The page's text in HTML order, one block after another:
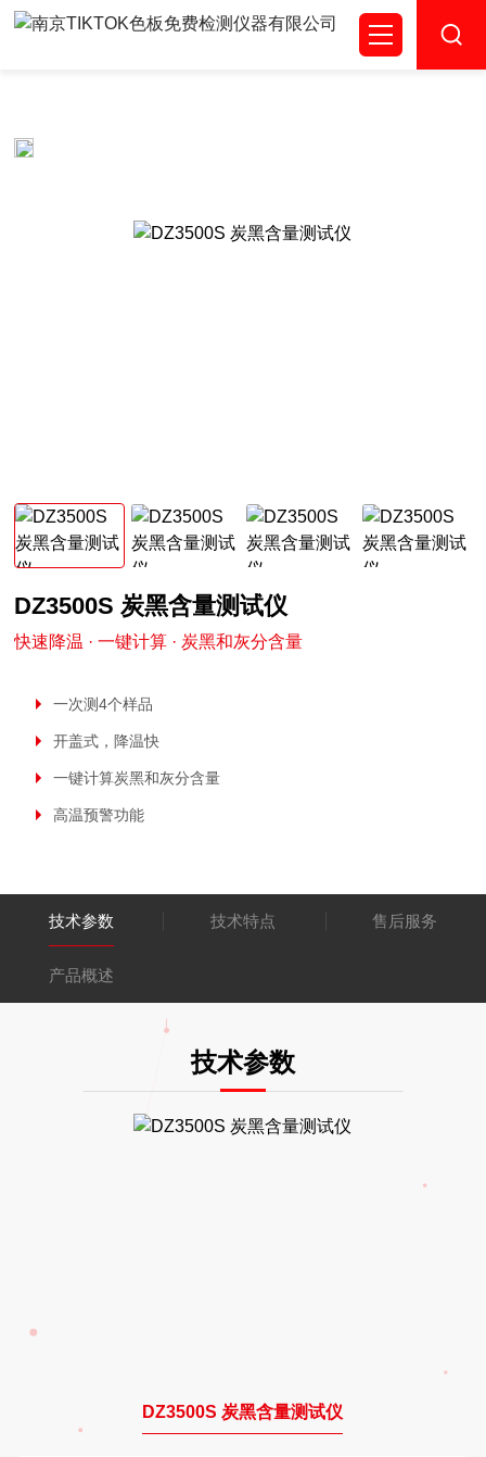
TIKTOK色板免费,TIKTOK色板免费网站IOS,成人TIKTOK下
DZ3500S 炭黑含量测试仪
快速降温 · 一键计算 · 炭黑和灰分含量
一次测4个样品
开盖式，降温快
一键计算炭黑和灰分含量
高温预警功能
技术参数 技术特点 售后服务
产品概述
技术参数
DZ3500S 炭黑含量测试仪